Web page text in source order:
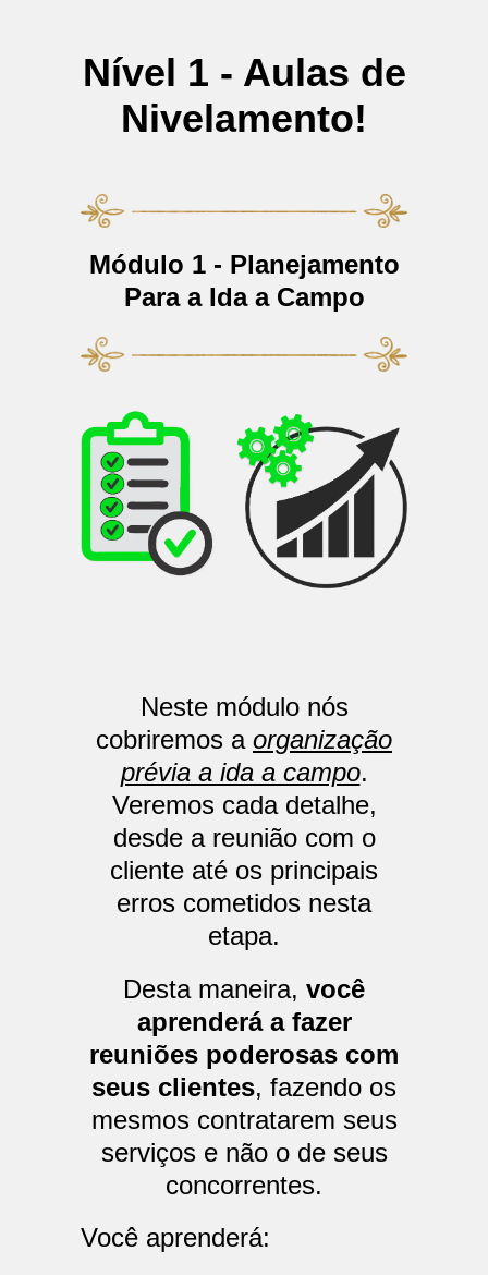
Nível 1 - Aulas de
Nivelamento!
Módulo 1 - Planejamento
Para a Ida a Campo
Neste módulo nós
cobriremos a organização
prévia a ida a campo.
Veremos cada detalhe,
desde a reunião com o
cliente até os principais
erros cometidos nesta
etapa.
Desta maneira, você
aprenderá a fazer
reuniões poderosas com
seus clientes, fazendo os
mesmos contratarem seus
serviços e não o de seus
concorrentes.
Você aprenderá: